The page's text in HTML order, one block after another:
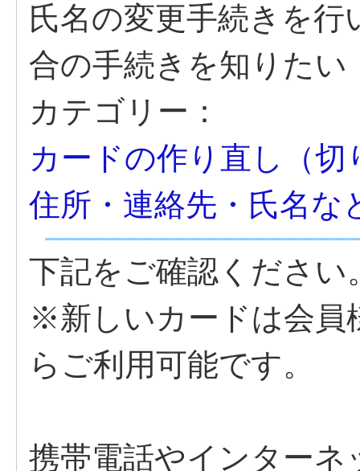
氏名の変更手続きを
合の手続きを知りたい
カテゴリー：
カードの作り直し（
住所・連絡先・氏名な
下記をご確認ください
※新しいカードは会員
らご利用可能です。
携帯電話やインターネ